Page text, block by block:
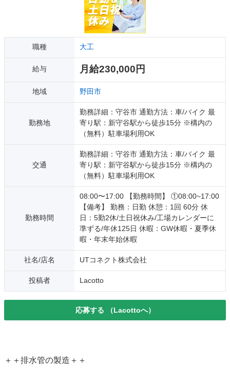
職種 大工
給与 月給230,000円
地域 野田市
勤務地
勤務詳細：守谷市 通勤方法：車/バイク 最
寄り駅：新守谷駅から徒歩15分 ※構内の
（無料）駐車場利用OK
交通
勤務詳細：守谷市 通勤方法：車/バイク 最
寄り駅：新守谷駅から徒歩15分 ※構内の
（無料）駐車場利用OK
勤務時間
08:00〜17:00 【勤務時間】 ①08:00~17:00
【備考】 勤務：日勤 休憩：1回 60分 休
日：5勤2休/土日祝休み/工場カレンダーに
準ずる/年休125日 休暇：GW休暇・夏季休
暇・年末年始休暇
社名/店名 UTコネクト株式会社
投稿者 Lacotto
応募する （Lacottoへ）
＋＋排水管の製造＋＋